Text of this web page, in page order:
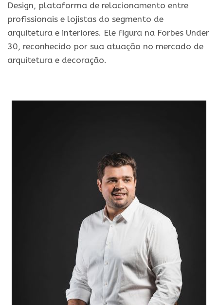
Design, plataforma de relacionamento entre
profissionais e lojistas do segmento de
arquitetura e interiores. Ele figura na Forbes Under
30, reconhecido por sua atuação no mercado de
arquitetura e decoração.